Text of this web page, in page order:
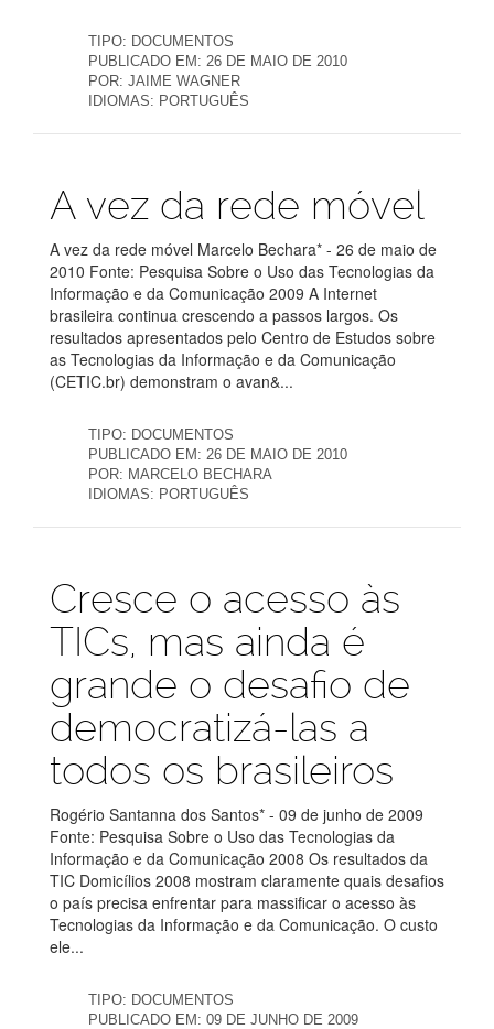
TIPO: DOCUMENTOS
PUBLICADO EM: 26 DE MAIO DE 2010
POR: JAIME WAGNER
IDIOMAS: PORTUGUÊS
Publicações
A vez da rede móvel
A vez da rede móvel Marcelo Bechara* - 26 de maio de
2010 Fonte: Pesquisa Sobre o Uso das Tecnologias da
Informação e da Comunicação 2009 A Internet
brasileira continua crescendo a passos largos. Os
resultados apresentados pelo Centro de Estudos sobre
as Tecnologias da Informação e da Comunicação
(CETIC.br) demonstram o avan&...
TIPO: DOCUMENTOS
PUBLICADO EM: 26 DE MAIO DE 2010
POR: MARCELO BECHARA
IDIOMAS: PORTUGUÊS
Publicações
Cresce o acesso às
TICs, mas ainda é
grande o desafio de
democratizá-las a
todos os brasileiros
Rogério Santanna dos Santos* - 09 de junho de 2009
Fonte: Pesquisa Sobre o Uso das Tecnologias da
Informação e da Comunicação 2008 Os resultados da
TIC Domicílios 2008 mostram claramente quais desafios
o país precisa enfrentar para massificar o acesso às
Tecnologias da Informação e da Comunicação. O custo
ele...
TIPO: DOCUMENTOS
PUBLICADO EM: 09 DE JUNHO DE 2009